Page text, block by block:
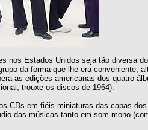
nos Estados Unidos seja tão diversa
da forma que lhe era conveniente,
as edições americanas dos quatro
trouxe os discos de 1964).
CDs em fiéis miniaturas das capas
das músicas tanto em som mono